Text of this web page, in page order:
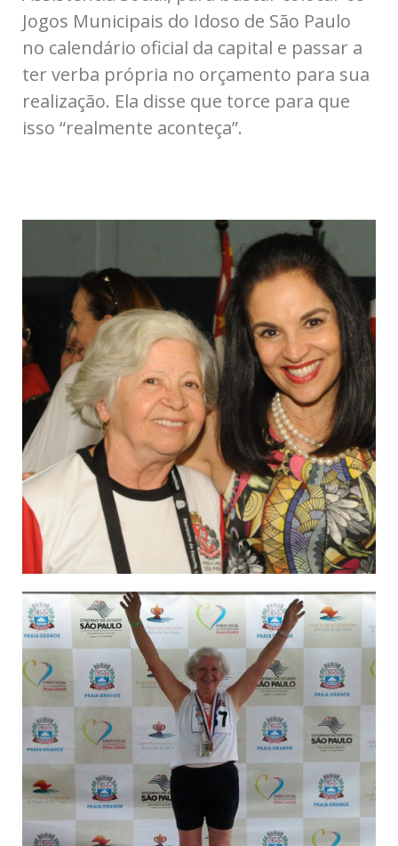
Jogos Municipais do Idoso de São Paulo
no calendário oficial da capital e passar a
ter verba própria no orçamento para sua
realização. Ela disse que torce para que
isso “realmente aconteça”.